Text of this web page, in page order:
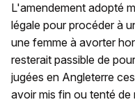
L'amendement adopté
légale pour procéder à
une femme à avorter
resterait passible de
jugées en Angleterre
avoir mis fin ou tenté de